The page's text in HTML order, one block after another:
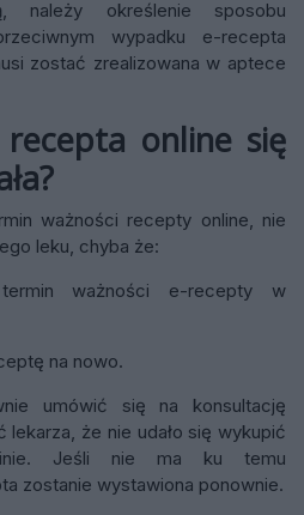
należy określenie sposobu
wypadku e-recepta
zostać zrealizowana w aptece
online się
ważności recepty online, nie
leku, chyba że:
termin ważności e-recepty w
na nowo.
umówić się na konsultację
że nie udało się wykupić
Jeśli nie ma ku temu
zostanie wystawiona ponownie.